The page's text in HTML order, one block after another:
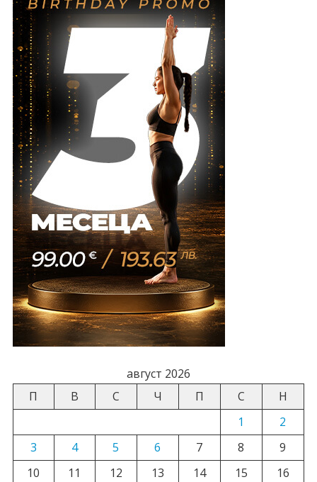
август 2026
П
В С Ч П С
Н
1
2
3
4 5 6 7 8
9
10
11 12 13 14 15
16